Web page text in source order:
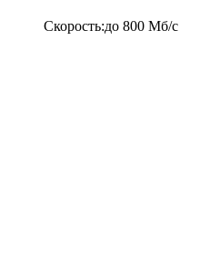
Скорость:до 800 Мб/c